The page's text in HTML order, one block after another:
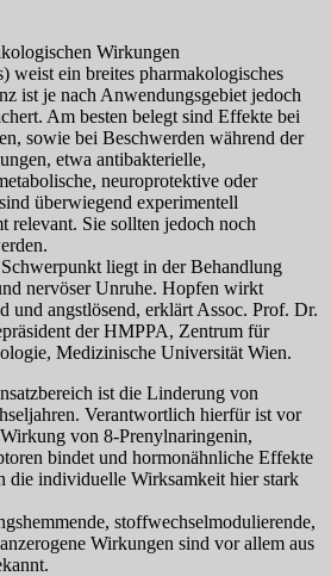
Wirkungen
weist ein breites pharmakologisches
ist je nach Anwendungsgebiet jedoch
Am besten belegt sind Effekte bei
sowie bei Beschwerden während der
etwa antibakterielle,
neuroprotektive oder
überwiegend experimentell
relevant. Sie sollten jedoch noch
liegt in der Behandlung
nervöser Unruhe. Hopfen wirkt
und angstlösend, erklärt Assoc. Prof. Dr.
der HMPPA, Zentrum für
Medizinische Universität Wien.
ist die Linderung von
Verantwortlich hierfür ist vor
von 8-Prenylnaringenin,
bindet und hormonähnliche Effekte
die individuelle Wirksamkeit hier stark
stoffwechselmodulierende,
Wirkungen sind vor allem aus